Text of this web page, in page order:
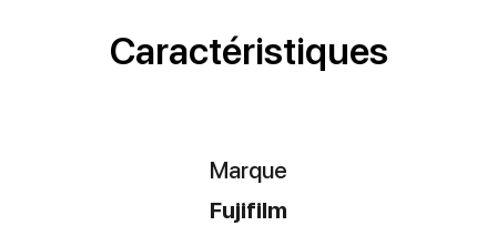
Caractéristiques
Marque
Fujifilm